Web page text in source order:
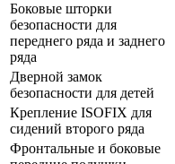
Боковые шторки
безопасности для
переднего ряда и заднего
ряда
Дверной замок
безопасности для детей
Крепление ISOFIX для
сидений второго ряда
Фронтальные и боковые